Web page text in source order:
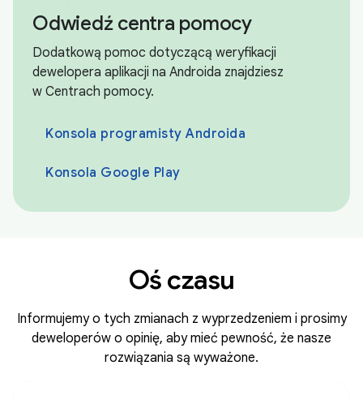
Odwiedź centra pomocy
Dodatkową pomoc dotyczącą weryfikacji
dewelopera aplikacji na Androida znajdziesz
w Centrach pomocy.
Konsola programisty Androida
Konsola Google Play
Oś czasu
Informujemy o tych zmianach z wyprzedzeniem i prosimy
deweloperów o opinię, aby mieć pewność, że nasze
rozwiązania są wyważone.